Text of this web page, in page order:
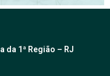
da 1ª Região – RJ